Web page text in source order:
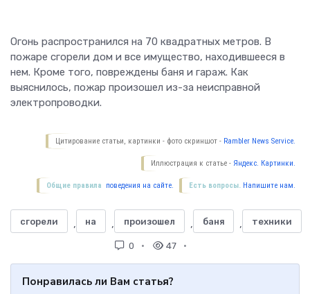
Огонь распространился на 70 квадратных метров. В
пожаре сгорели дом и все имущество, находившееся в
нем. Кроме того, повреждены баня и гараж. Как
выяснилось, пожар произошел из-за неисправной
электропроводки.
Цитирование статьи, картинки - фото скриншот - Rambler News Service.
Иллюстрация к статье - Яндекс. Картинки.
Есть вопросы. Напишите нам.
Общие правила поведения на сайте.
сгорели , на , произошел , баня , техники
0 47
Понравилась ли Вам статья?